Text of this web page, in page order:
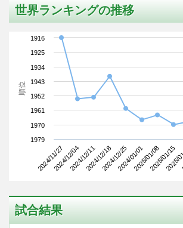
世界ランキングの推移
順位
2024/11/272024/12/042024/12/112024/12/182024/12/252024/01/012025/01/082025/01/15
1916
1925
1934
1943
1952
1961
1970
1979
試合結果